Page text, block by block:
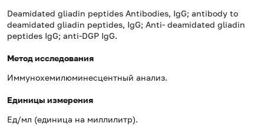
Deamidated gliadin peptides Antibodies, IgG; antibody to
deamidated gliadin peptides, IgG; Anti- deamidated gliadin
peptides IgG; anti-DGP IgG.
Метод исследования
Иммунохемилюминесцентный анализ.
Единицы измерения
Ед/мл (единица на миллилитр).